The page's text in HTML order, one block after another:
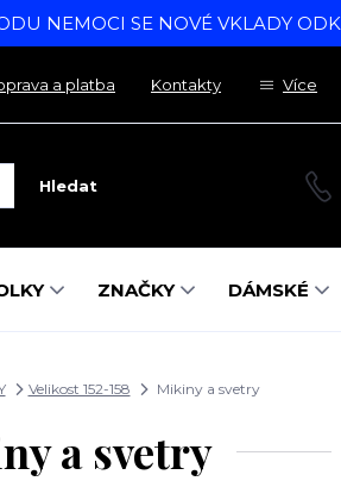
NEMOCI SE NOVÉ VKLADY
a platba Kontakty Více
Hledat
ZNAČKY DÁMSKÉ
Velikost 152-158 Mikiny a svetry
a svetry